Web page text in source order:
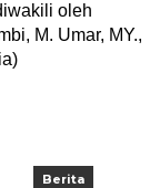
oleh
M. Umar, MY.,
Berita